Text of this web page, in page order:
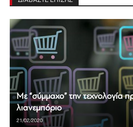
Με “σύμμαχο” την τεχνολογία
λιανεμπόριο
21/02/2020